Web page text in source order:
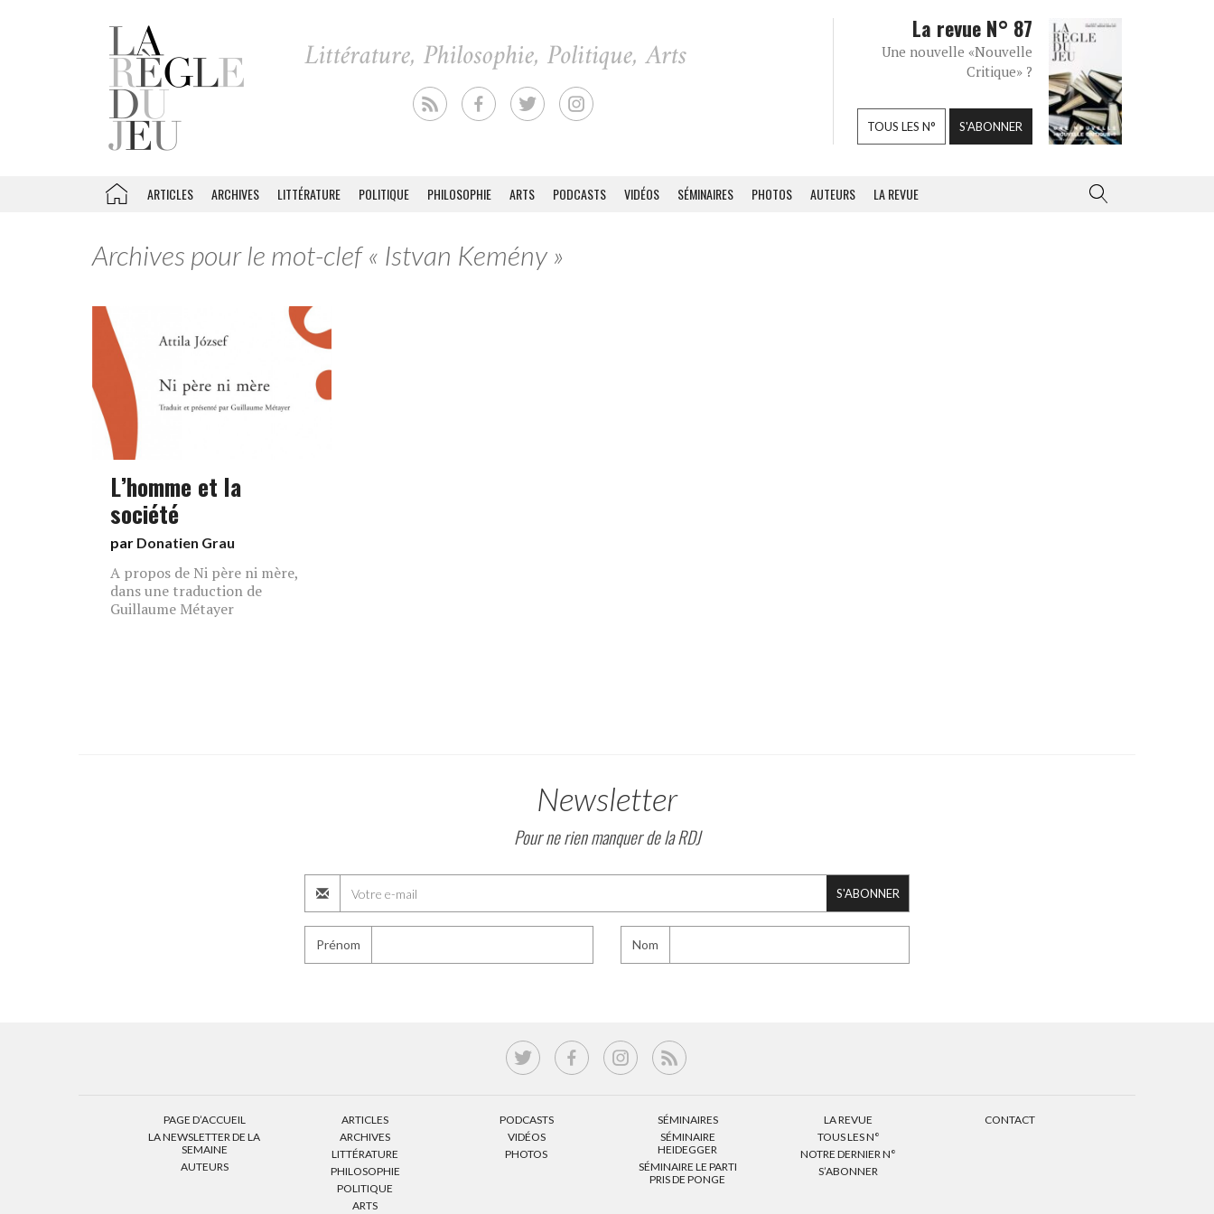
La revue N° 87
Une nouvelle «Nouvelle
Critique» ?
TOUS LES N° S'ABONNER
ARTICLES ARCHIVES LITTÉRATURE POLITIQUE PHILOSOPHIE ARTS PODCASTS VIDÉOS SÉMINAIRES PHOTOS AUTEURS LA REVUE
Archives pour le mot-clef « Istvan Kemény »
L’homme et la
société
par Donatien Grau
A propos de Ni père ni mère,
dans une traduction de
Guillaume Métayer
Newsletter
Pour ne rien manquer de la RDJ
S'ABONNER
Prénom Nom
PAGE D’ACCUEIL
LA NEWSLETTER DE LA
SEMAINE
AUTEURS
ARTICLES
ARCHIVES
LITTÉRATURE
PHILOSOPHIE
POLITIQUE
ARTS
PODCASTS
VIDÉOS
PHOTOS
SÉMINAIRES
SÉMINAIRE
HEIDEGGER
SÉMINAIRE LE PARTI
PRIS DE PONGE
LA REVUE
TOUS LES N°
NOTRE DERNIER N°
S’ABONNER
CONTACT